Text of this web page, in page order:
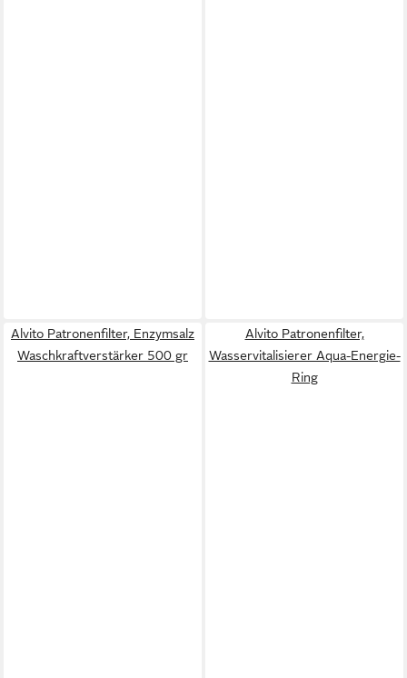
Alvito Patronenfilter, Enzymsalz
Waschkraftverstärker 500 gr
Alvito Patronenfilter,
Wasservitalisierer Aqua-Energie-
Ring